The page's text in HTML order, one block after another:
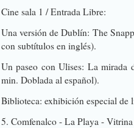
Cine sala 1 / Entrada Libre:
Una versión de Dublín: The
con subtítulos en inglés).
Un paseo con Ulises: La
min. Doblada al español).
Biblioteca: exhibición especial de
5. Comfenalco - La Playa -